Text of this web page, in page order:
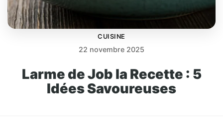
CUISINE
22 novembre 2025
Larme de Job la Recette : 5
Idées Savoureuses